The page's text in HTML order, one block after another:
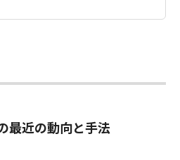
最近の動向と手法